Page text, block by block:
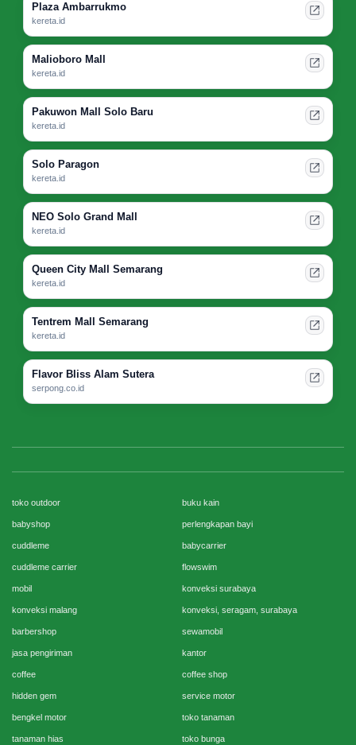
Plaza Ambarrukmo
kereta.id
Malioboro Mall
kereta.id
Pakuwon Mall Solo Baru
kereta.id
Solo Paragon
kereta.id
NEO Solo Grand Mall
kereta.id
Queen City Mall Semarang
kereta.id
Tentrem Mall Semarang
kereta.id
Flavor Bliss Alam Sutera
serpong.co.id
toko outdoor buku kain
babyshop perlengkapan bayi
cuddleme babycarrier
cuddleme carrier flowswim
mobil konveksi surabaya
konveksi malang konveksi, seragam, surabaya
barbershop sewamobil
jasa pengiriman kantor
coffee coffee shop
hidden gem service motor
bengkel motor toko tanaman
tanaman hias toko bunga